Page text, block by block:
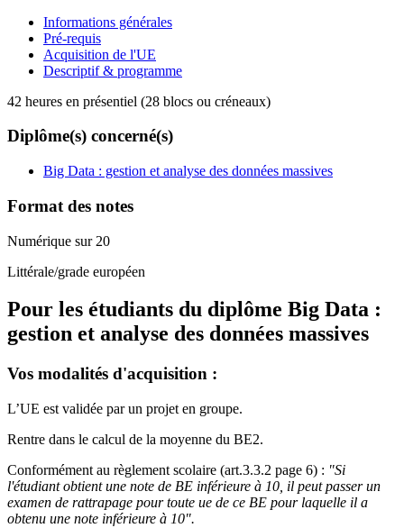
Informations générales
Pré-requis
Acquisition de l'UE
Descriptif & programme
42 heures en présentiel (28 blocs ou créneaux)
Diplôme(s) concerné(s)
Big Data : gestion et analyse des données massives
Format des notes
Numérique sur 20
Littérale/grade européen
Pour les étudiants du diplôme Big Data :
gestion et analyse des données massives
Vos modalités d'acquisition :
L’UE est validée par un projet en groupe.
Rentre dans le calcul de la moyenne du BE2.
Conformément au règlement scolaire (art.3.3.2 page 6) : "Si
l'étudiant obtient une note de BE inférieure à 10, il peut passer un
examen de rattrapage pour toute ue de ce BE pour laquelle il a
obtenu une note inférieure à 10".